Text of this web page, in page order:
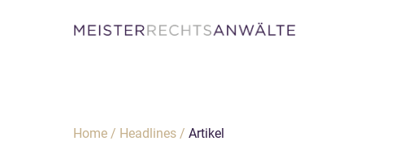
Home / Headlines / Artikel